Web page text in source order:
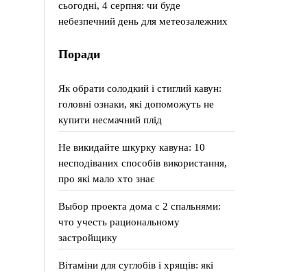
сьогодні, 4 серпня: чи буде
небезпечний день для метеозалежних
Поради
Як обрати солодкий і стиглий кавун:
головні ознаки, які допоможуть не
купити несмачний плід
Не викидайте шкурку кавуна: 10
несподіваних способів використання,
про які мало хто знає
Выбор проекта дома с 2 спальнями:
что учесть рациональному
застройщику
Вітаміни для суглобів і хрящів: які